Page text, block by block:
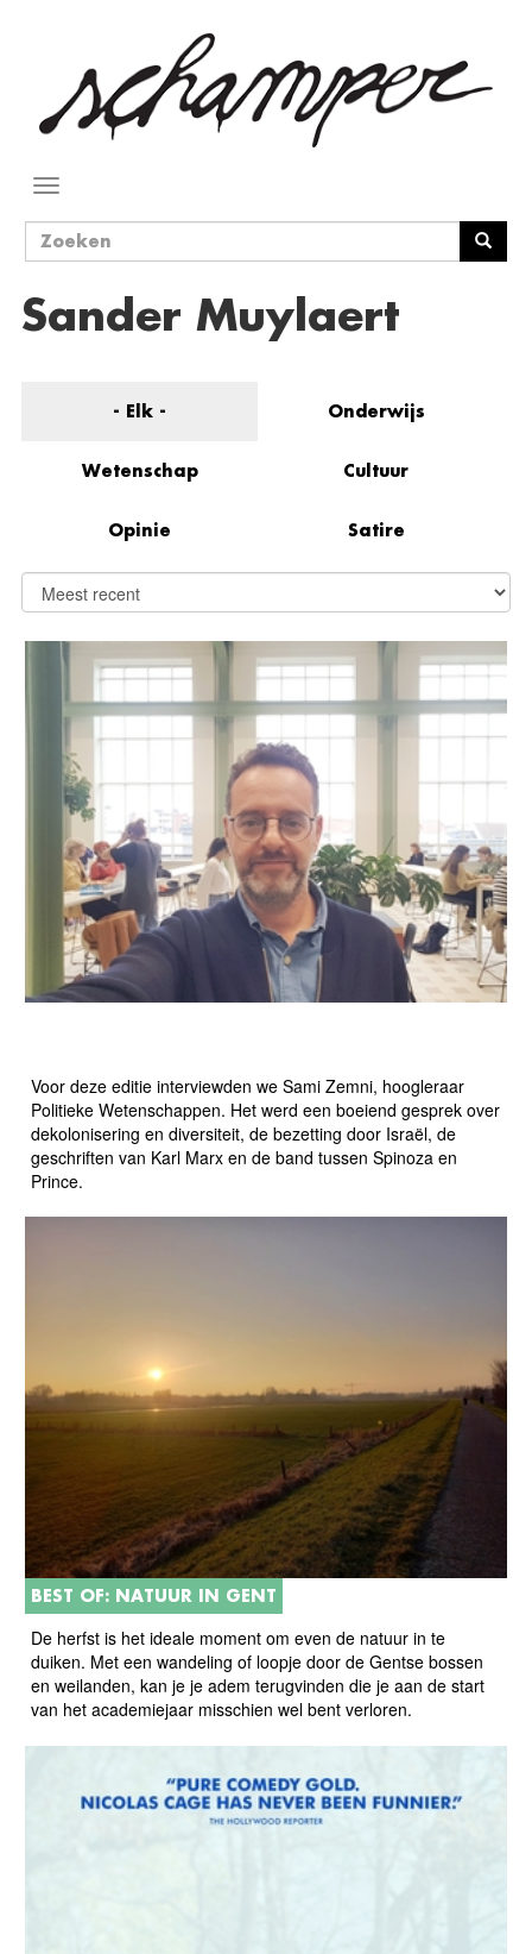
inhoud
Navigatie
Zoekveld
Sander Muylaert
- Elk - Onderwijs
Wetenschap Cultuur
Opinie Satire
Voor deze editie interviewden we Sami Zemni, hoogleraar
Politieke Wetenschappen. Het werd een boeiend gesprek over
dekolonisering en diversiteit, de bezetting door Israël, de
geschriften van Karl Marx en de band tussen Spinoza en
Prince.
BEST OF: NATUUR IN GENT
De herfst is het ideale moment om even de natuur in te
duiken. Met een wandeling of loopje door de Gentse bossen
en weilanden, kan je je adem terugvinden die je aan de start
van het academiejaar misschien wel bent verloren.